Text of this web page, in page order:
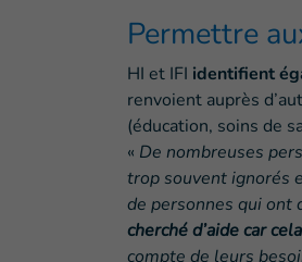
Permettre
HI et IFI identifient
renvoient auprès
(éducation, soins de
« De nombreuses
trop souvent ignorés
de personnes qui ont
cherché d’aide car
compte de leurs